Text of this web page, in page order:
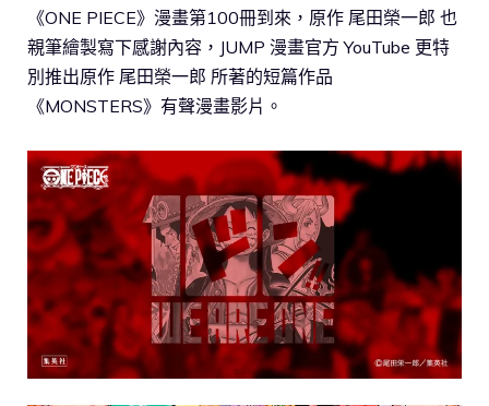
《ONE PIECE》漫畫第100冊到來，原作 尾田榮一郎 也
親筆繪製寫下感謝內容，JUMP 漫畫官方 YouTube 更特
別推出原作 尾田榮一郎 所著的短篇作品
《MONSTERS》有聲漫畫影片。